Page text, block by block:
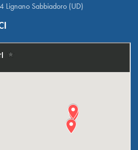
Lignano Sabbiadoro (UD)